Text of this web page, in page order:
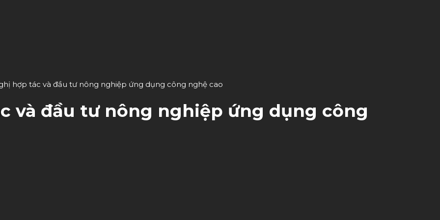
hợp tác và đầu tư nông nghiệp ứng dụng công nghệ cao
và đầu tư nông nghiệp ứng dụng công